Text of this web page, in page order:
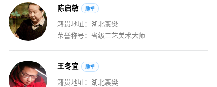
陈启敏 雕塑
籍贯地址：湖北襄樊
荣誉称号：省级工艺美术大师
王冬宜 雕塑
籍贯地址：湖北襄樊